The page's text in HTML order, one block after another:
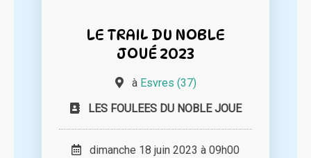
LE TRAIL DU NOBLE
JOUÉ 2023
à Esvres (37)
LES FOULEES DU NOBLE JOUE
dimanche 18 juin 2023 à 09h00